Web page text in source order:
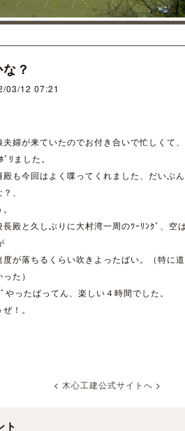
？
03/12 07:21
夫婦が来ていたのでお付き合いで忙しくて
ﾘました。
殿も今回はよく喋ってくれました、だいぶ
、
長殿と久しぶりに大村湾一周のﾂｰﾘﾝｸﾞ、空
度が落ちるくらい吹きよったばい。（特に
た）
やったばってん、楽しい４時間でした。
！。
< 木心工建公式サイトへ >
ト